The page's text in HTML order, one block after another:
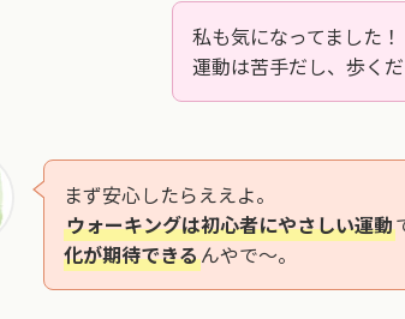
私も気になってました！
運動は苦手だし、歩く
まず安心したらええよ。
ウォーキングは初心者にやさしい運動
化が期待できるんやで～。